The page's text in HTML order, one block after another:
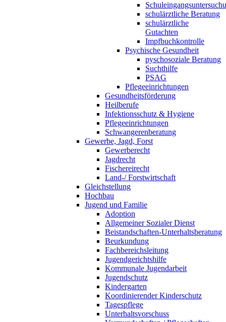
schulärztliche Beratung
schulärztliche
Gutachten
Impfbuchkontrolle
Psychische Gesundheit
pyschosoziale Beratung
Suchthilfe
PSAG
Pflegeeinrichtungen
Gesundheitsförderung
Heilberufe
Infektionsschutz & Hygiene
Pflegeeinrichtungen
Schwangerenberatung
Gewerbe, Jagd, Forst
Gewerberecht
Jagdrecht
Fischereirecht
Land-/ Forstwirtschaft
Gleichstellung
Hochbau
Jugend und Familie
Adoption
Allgemeiner Sozialer Dienst
Beistandschaften-Unterhaltsberatung
Beurkundung
Fachbereichsleitung
Jugendgerichtshilfe
Kommunale Jugendarbeit
Jugendschutz
Kindergarten
Koordinierender Kinderschutz
Tagespflege
Unterhaltsvorschuss